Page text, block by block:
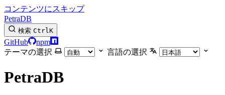
コンテンツにスキップ
PetraDB
検索 CtrlK
GitHub
npm
テーマの選択
言語の選択
PetraDB